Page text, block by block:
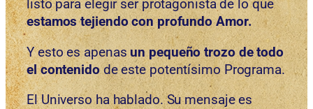
listo para elegir ser protagonista de lo que
estamos tejiendo con profundo Amor.
Y esto es apenasun pequeño trozo de todo
el contenidode este potentísimo Programa.
El Universo ha hablado. Su mensaje es